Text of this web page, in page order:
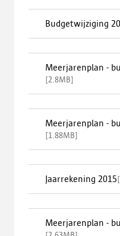
Budgetwijziging
Meerjarenplan -
[2.8MB]
Meerjarenplan -
[1.88MB]
Jaarrekening 2015[
Meerjarenplan -